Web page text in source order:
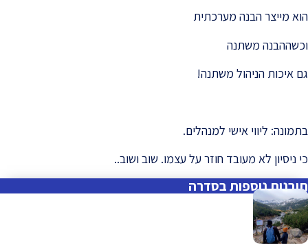
הוא מייצר הבנה מערכתית
וכשההבנה משתנה
גם איכות הניהול משתנה!
בתמונה: ליווי אישי למנהלים.
כי ניסיון לא מעובד חוזר על עצמו. שוב ושוב..
תובנות נוספות בסדרה